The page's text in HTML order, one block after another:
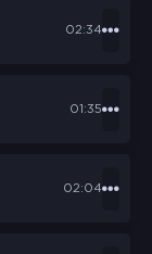
02:34
01:35
02:04